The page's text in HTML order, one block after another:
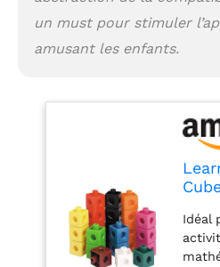
un must pour stimuler
amusant les enfants.
Idéal